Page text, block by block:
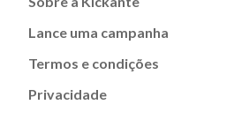
Lance uma campanha
Termos e condições
Privacidade